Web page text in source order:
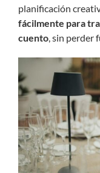
planificación
fácilmente para
cuento, sin perder